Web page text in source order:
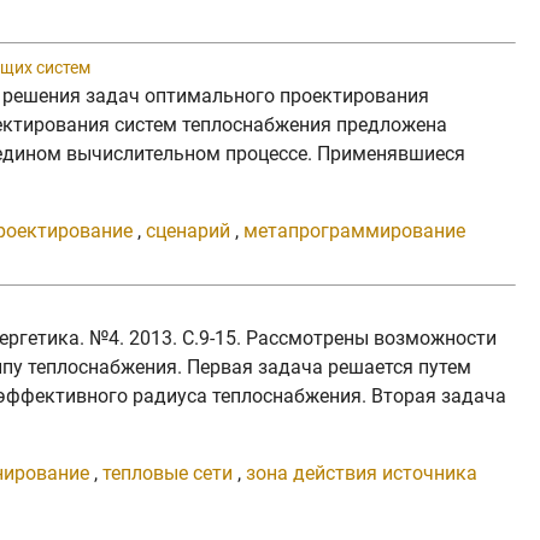
систем
задач оптимального проектирования
систем теплоснабжения предложена
вычислительном процессе. Применявшиеся
, сценарий , метапрограммирование
№4. 2013. C.9-15. Рассмотрены возможности
теплоснабжения. Первая задача решается путем
радиуса теплоснабжения. Вторая задача
, тепловые сети , зона действия источника